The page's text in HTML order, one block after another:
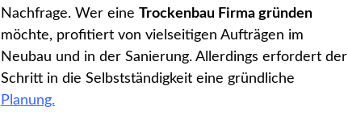
Nachfrage. Wer eine Trockenbau Firma gründen
möchte, profitiert von vielseitigen Aufträgen im
Neubau und in der Sanierung. Allerdings erfordert der
Schritt in die Selbstständigkeit eine gründliche
Planung.